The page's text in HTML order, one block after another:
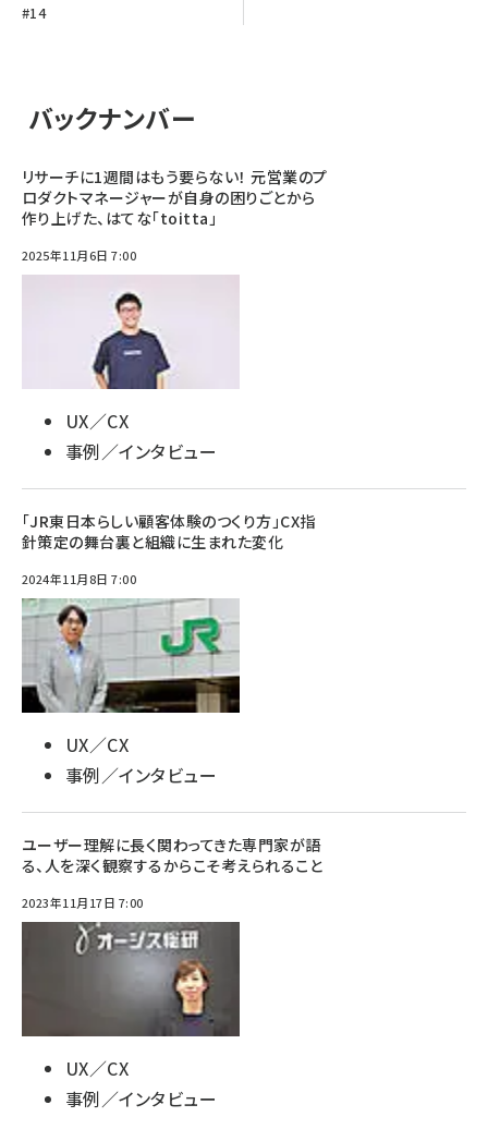
#14
バックナンバー
リサーチに1週間はもう要らない！ 元営業のプ
ロダクトマネージャーが自身の困りごとから
作り上げた、はてな「toitta」
2025年11月6日 7:00
UX／CX
事例／インタビュー
「JR東日本らしい顧客体験のつくり方」CX指
針策定の舞台裏と組織に生まれた変化
2024年11月8日 7:00
UX／CX
事例／インタビュー
ユーザー理解に長く関わってきた専門家が語
る、人を深く観察するからこそ考えられること
2023年11月17日 7:00
UX／CX
事例／インタビュー